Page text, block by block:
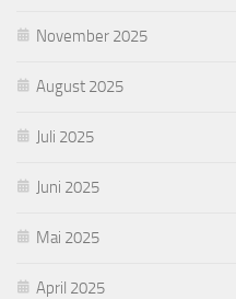
November 2025
August 2025
Juli 2025
Juni 2025
Mai 2025
April 2025